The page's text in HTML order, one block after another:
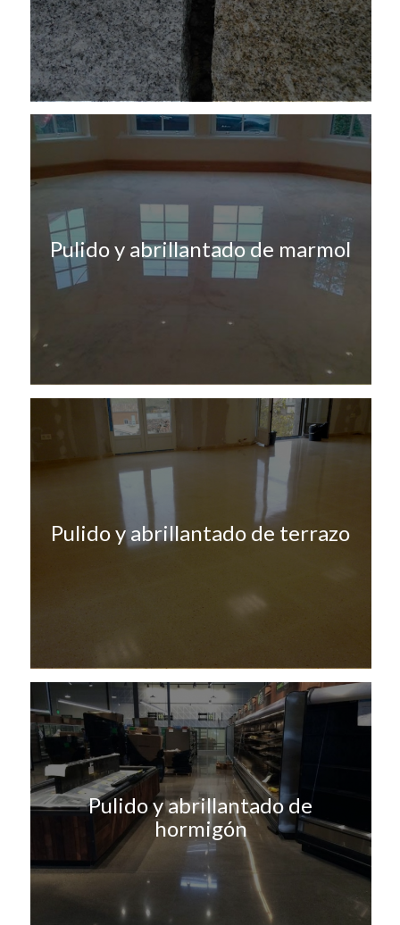
Pulido y abrillantado de marmol
Pulido y abrillantado de terrazo
Pulido y abrillantado de
hormigón